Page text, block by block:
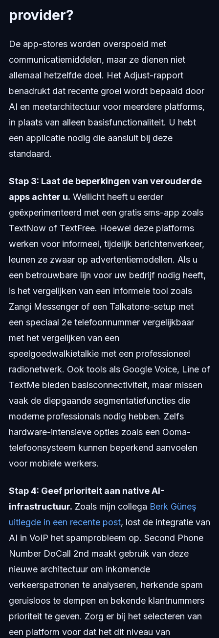
provider?
De app-stores worden overspoeld met
communicatiemiddelen, maar ze dienen niet
allemaal hetzelfde doel. Het Adjust-rapport
benadrukt dat recente groei wordt bepaald door
AI en meetarchitectuur voor meerdere platforms,
in plaats van alleen basisfunctionaliteit. U hebt
een applicatie nodig die aansluit bij deze
standaard.
Stap 3: Laat de beperkingen van verouderde
apps achter u. Wellicht heeft u eerder
geëxperimenteerd met een gratis sms-app zoals
TextNow of TextFree. Hoewel deze platforms
werken voor informeel, tijdelijk berichtenverkeer,
leunen ze zwaar op advertentiemodellen. Als u
een betrouwbare lijn voor uw bedrijf nodig heeft,
is het vergelijken van een informele tool zoals
Zangi Messenger of een Talkatone-setup met
een speciaal 2e telefoonnummer vergelijkbaar
met het vergelijken van een
speelgoedwalkietalkie met een professioneel
radionetwerk. Ook tools als Google Voice, Line of
TextMe bieden basisconnectiviteit, maar missen
vaak de diepgaande segmentatiefuncties die
moderne professionals nodig hebben. Zelfs
hardware-intensieve opties zoals een Ooma-
telefoonsysteem kunnen beperkend aanvoelen
voor mobiele werkers.
Stap 4: Geef prioriteit aan native AI-
infrastructuur. Zoals mijn collega Berk Güneş
uitlegde in een recente post, lost de integratie van
AI in VoIP het spamprobleem op. Second Phone
Number DoCall 2nd maakt gebruik van deze
nieuwe architectuur om inkomende
verkeerspatronen te analyseren, herkende spam
geruisloos te dempen en bekende klantnummers
prioriteit te geven. Zorg er bij het selecteren van
een platform voor dat het dit niveau van